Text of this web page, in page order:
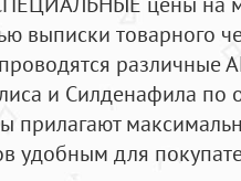
выписки товарного
и Силденафила по
удобным для